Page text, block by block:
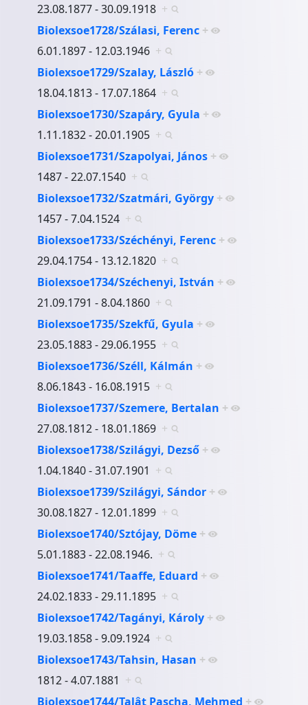
23.08.1877 - 30.09.1918 +
Biolexsoe1728/Szálasi, Ferenc +
6.01.1897 - 12.03.1946 +
Biolexsoe1729/Szalay, László +
18.04.1813 - 17.07.1864 +
Biolexsoe1730/Szapáry, Gyula +
1.11.1832 - 20.01.1905 +
Biolexsoe1731/Szapolyai, János +
1487 - 22.07.1540 +
Biolexsoe1732/Szatmári, György +
1457 - 7.04.1524 +
Biolexsoe1733/Széchényi, Ferenc +
29.04.1754 - 13.12.1820 +
Biolexsoe1734/Széchenyi, István +
21.09.1791 - 8.04.1860 +
Biolexsoe1735/Szekfű, Gyula +
23.05.1883 - 29.06.1955 +
Biolexsoe1736/Széll, Kálmán +
8.06.1843 - 16.08.1915 +
Biolexsoe1737/Szemere, Bertalan +
27.08.1812 - 18.01.1869 +
Biolexsoe1738/Szilágyi, Dezső +
1.04.1840 - 31.07.1901 +
Biolexsoe1739/Szilágyi, Sándor +
30.08.1827 - 12.01.1899 +
Biolexsoe1740/Sztójay, Döme +
5.01.1883 - 22.08.1946. +
Biolexsoe1741/Taaffe, Eduard +
24.02.1833 - 29.11.1895 +
Biolexsoe1742/Tagányi, Károly +
19.03.1858 - 9.09.1924 +
Biolexsoe1743/Tahsin, Hasan +
1812 - 4.07.1881 +
Biolexsoe1744/Talât Pascha, Mehmed +